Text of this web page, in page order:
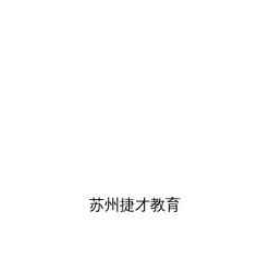
苏州捷才教育